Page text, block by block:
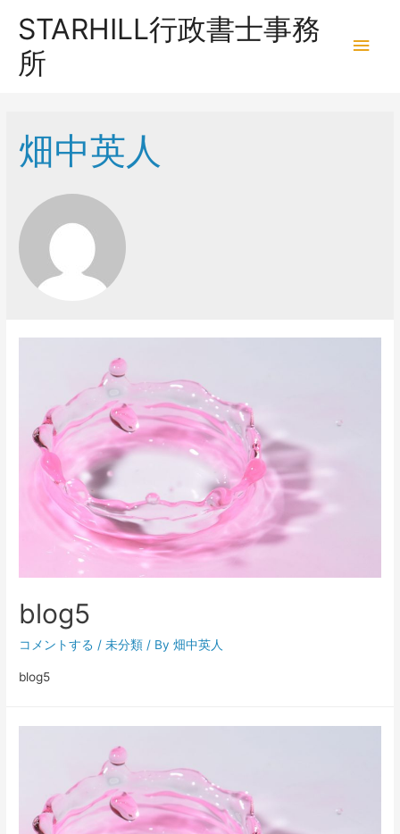
STARHILL行政書士事務
所
メ
畑中英人
blog5
コメントする /未分類 / By畑中英人
blog5